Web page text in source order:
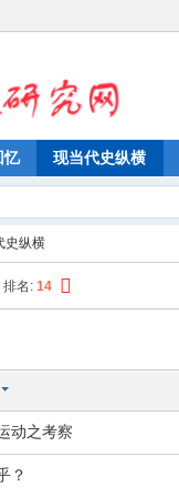
忆 现当代史纵横
史纵横
排名: 14
动之考察
？